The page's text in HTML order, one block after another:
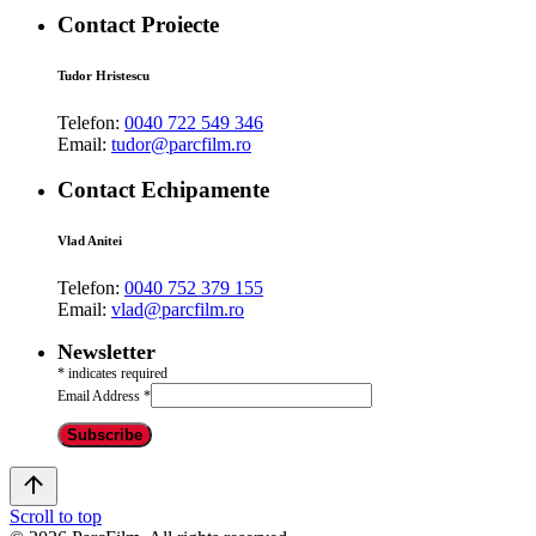
Contact Proiecte
Tudor Hristescu
Telefon: 0040 722 549 346
Email: tudor@parcfilm.ro
Contact Echipamente
Vlad Anitei
Telefon: 0040 752 379 155
Email: vlad@parcfilm.ro
Newsletter
* indicates required
Email Address *
Scroll to top